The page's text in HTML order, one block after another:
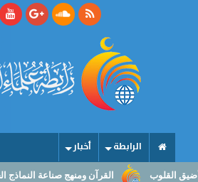
الرابطة أخبار
القرآن ومنهج صناعة النماذج الحضارية